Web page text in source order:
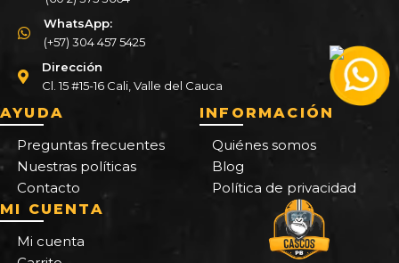
WhatsApp:
(+57) 304 457 5425
Dirección
Cl. 15 #15-16 Cali, Valle del Cauca
AYUDA
Preguntas frecuentes
Nuestras políticas
Contacto
INFORMACIÓN
Quiénes somos
Blog
Política de privacidad
MI CUENTA
Mi cuenta